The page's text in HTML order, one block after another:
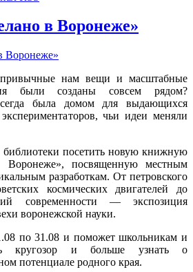
в Воронеже»
нам вещи и масштабные
были созданы совсем рядом?
была домом для выдающихся
чьи идеи меняли
библиотеки посетить новую книжную
Воронеже», посвященную местным
разработкам. От петровского
космических двигателей до
современности — экспозиция
воронежской науки.
по 31.08 и поможет школьникам и
кругозор и больше узнать о
потенциале родного края.